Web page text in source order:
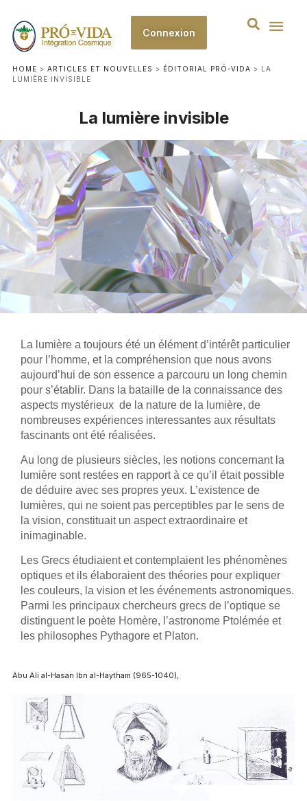
Connexion
HOME > ARTICLES ET NOUVELLES > ÉDITORIAL PRÓ-VIDA > LA
LUMIÈRE INVISIBLE
La lumière invisible
La lumière a toujours été un élément d’intérêt particulier
pour l’homme, et la compréhension que nous avons
aujourd’hui de son essence a parcouru un long chemin
pour s’établir. Dans la bataille de la connaissance des
aspects mystérieux de la nature de la lumière, de
nombreuses expériences interessantes aux résultats
fascinants ont été réalisées.
Au long de plusieurs siècles, les notions concernant la
lumière sont restées en rapport à ce qu’il était possible
de déduire avec ses propres yeux. L’existence de
lumières, qui ne soient pas perceptibles par le sens de
la vision, constituait un aspect extraordinaire et
inimaginable.
Les Grecs étudiaient et contemplaient les phénomènes
optiques et ils élaboraient des théories pour expliquer
les couleurs, la vision et les événements astronomiques.
Parmi les principaux chercheurs grecs de l’optique se
distinguent le poète Homère, l’astronome Ptolémée et
les philosophes Pythagore et Platon.
Abu Ali al-Hasan Ibn al-Haytham (965-1040)